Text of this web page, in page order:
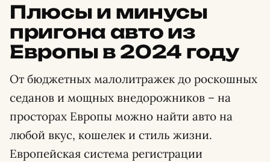
Плюсы и минусы
пригона авто из
Европы в 2024 году
От бюджетных малолитражек до роскошных
седанов и мощных внедорожников – на
просторах Европы можно найти авто на
любой вкус, кошелек и стиль жизни.
Европейская система регистрации